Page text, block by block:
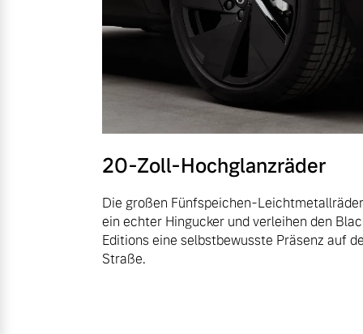
20-Zoll-Hochglanzräder
Die großen Fünfspeichen-
ein echter Hingucker und verleihen den
Editions eine selbstbewusste Präsenz auf
Straße.